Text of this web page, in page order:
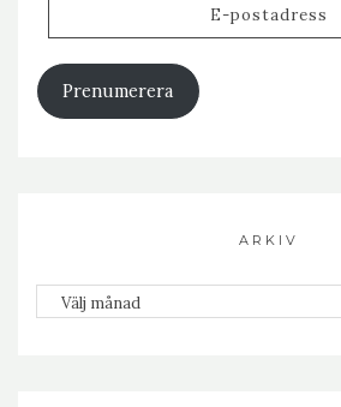
Prenumerera
ARKIV
Arkiv